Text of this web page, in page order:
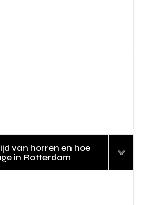
van horren en hoe
in Rotterdam